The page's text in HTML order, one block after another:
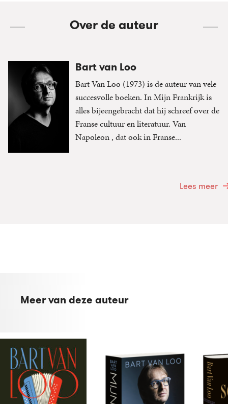
Over de auteur
Bart van Loo
Bart Van Loo (1973) is de auteur van vele
succesvolle boeken. In Mijn Frankrijk is
alles bijeengebracht dat hij schreef over de
Franse cultuur en literatuur. Van
Napoleon , dat ook in Franse...
Lees meer
Meer van deze auteur